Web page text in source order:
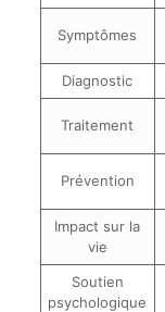
Symptômes
Diagnostic
Traitement
Prévention
Impact sur la
vie
Soutien
psychologique